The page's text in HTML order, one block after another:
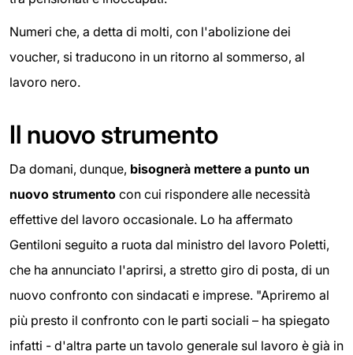
Numeri che, a detta di molti, con l'abolizione dei
voucher, si traducono in un ritorno al sommerso, al
lavoro nero.
Il nuovo strumento
Da domani, dunque, bisognerà mettere a punto un
nuovo strumento con cui rispondere alle necessità
effettive del lavoro occasionale. Lo ha affermato
Gentiloni seguito a ruota dal ministro del lavoro Poletti,
che ha annunciato l'aprirsi, a stretto giro di posta, di un
nuovo confronto con sindacati e imprese. "Apriremo al
più presto il confronto con le parti sociali – ha spiegato
infatti - d'altra parte un tavolo generale sul lavoro è già in